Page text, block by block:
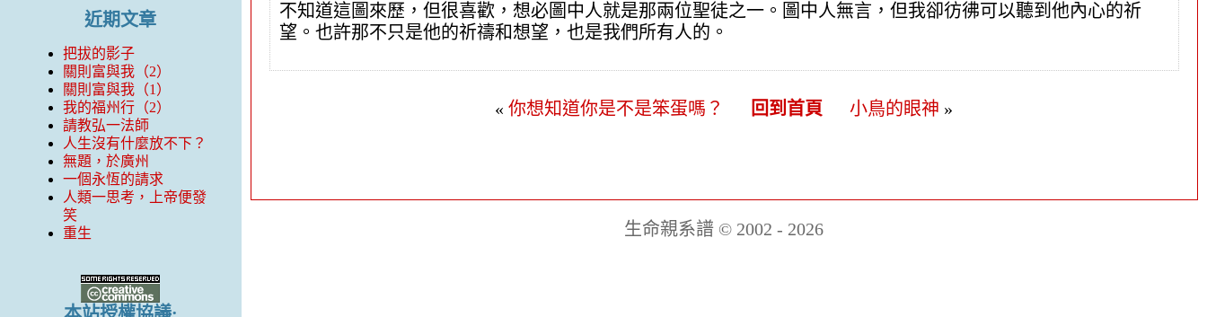
近期文章
把拔的影子
關則富與我（2）
關則富與我（1）
我的福州行（2）
請教弘一法師
人生沒有什麼放不下？
無題，於廣州
一個永恆的請求
人類一思考，上帝便發
笑
重生
不知道這圖來歷，但很喜歡，想必圖中人就是那兩位聖徒之一。圖中人無言，但我卻彷彿可以聽到他內心的祈
望。也許那不只是他的祈禱和想望，也是我們所有人的。
«你想知道你是不是笨蛋嗎？ 回到首頁 小鳥的眼神 »
生命親系譜 © 2002 - 2026